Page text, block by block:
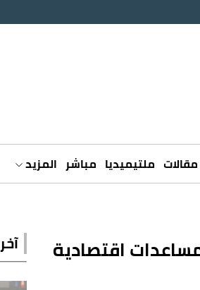
مقالات ملتيميديا مباشر المزيد
اقتصادية